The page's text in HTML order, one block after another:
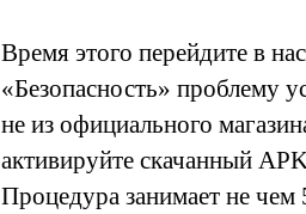
Время этого перейдите в
«Безопасность» проблему
не из официального
активируйте скачанный
Процедура занимает не чем